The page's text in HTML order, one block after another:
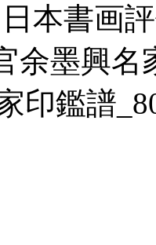
本書画
余墨興
印鑑譜